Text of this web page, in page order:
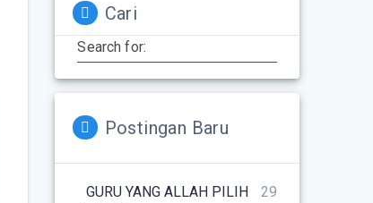
Cari
Search for:
Postingan Baru
GURU YANG ALLAH PILIH
29